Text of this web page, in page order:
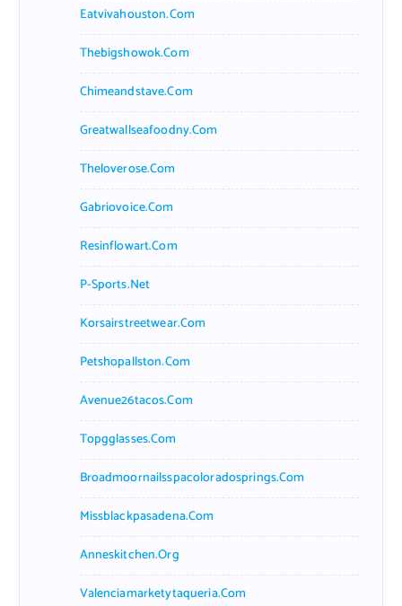
Eatvivahouston.com
Thebigshowok.com
Chimeandstave.com
Greatwallseafoodny.com
Theloverose.com
Gabriovoice.com
Resinflowart.com
P-Sports.net
Korsairstreetwear.com
Petshopallston.com
Avenue26tacos.com
Topgglasses.com
Broadmoornailsspacoloradosprings.com
Missblackpasadena.com
Anneskitchen.org
Valenciamarketytaqueria.com